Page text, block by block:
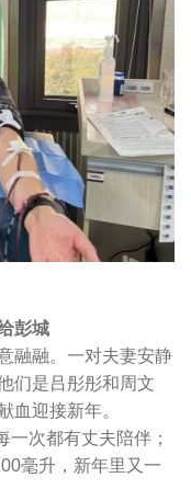
彭城
融。一对夫妻安静
们是吕彤彤和周文
血迎接新年。
次都有丈夫陪伴；
毫升，新年里又一